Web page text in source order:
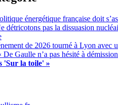
énergétique française doit
détricotons pas la dissuasion
de 2026 tourné à Lyon avec
Gaulle n’a pas hésité à
'Sur la toile' »